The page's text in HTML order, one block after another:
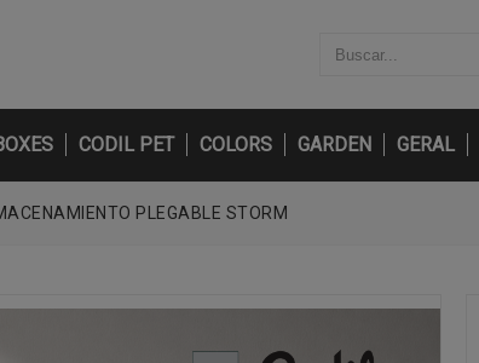
CODIL PET COLORS GARDEN GERAL
PLEGABLE STORM